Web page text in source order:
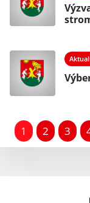
1 2 3